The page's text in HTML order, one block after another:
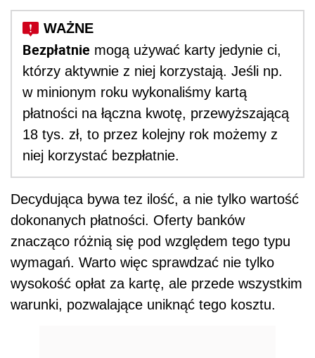
Bezpłatnie mogą używać karty jedynie ci,
którzy aktywnie z niej korzystają. Jeśli np.
w minionym roku wykonaliśmy kartą
płatności na łączna kwotę, przewyższającą
18 tys. zł, to przez kolejny rok możemy z
niej korzystać bezpłatnie.
Decydująca bywa tez ilość, a nie tylko wartość
dokonanych płatności. Oferty banków
znacząco różnią się pod względem tego typu
wymagań. Warto więc sprawdzać nie tylko
wysokość opłat za kartę, ale przede wszystkim
warunki, pozwalające uniknąć tego kosztu.